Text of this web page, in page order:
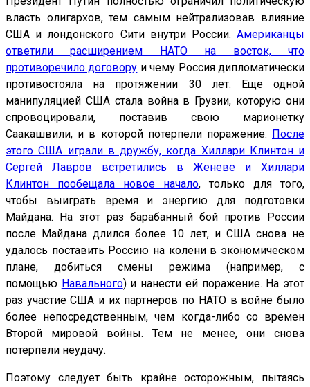
власть олигархов, тем самым нейтрализовав влияние
США и лондонского Сити внутри России. Американцы
ответили расширением НАТО на восток, что
противоречило договору и чему Россия дипломатически
противостояла на протяжении 30 лет. Еще одной
манипуляцией США стала война в Грузии, которую они
спровоцировали, поставив свою марионетку
Саакашвили, и в которой потерпели поражение. После
этого США играли в дружбу, когда Хиллари Клинтон и
Сергей Лавров встретились в Женеве и Хиллари
Клинтон пообещала новое начало, только для того,
чтобы выиграть время и энергию для подготовки
Майдана. На этот раз барабанный бой против России
после Майдана длился более 10 лет, и США снова не
удалось поставить Россию на колени в экономическом
плане, добиться смены режима (например, с
помощью Навального) и нанести ей поражение. На этот
раз участие США и их партнеров по НАТО в войне было
более непосредственным, чем когда-либо со времен
Второй мировой войны. Тем не менее, они снова
потерпели неудачу.
Поэтому следует быть крайне осторожным, пытаясь